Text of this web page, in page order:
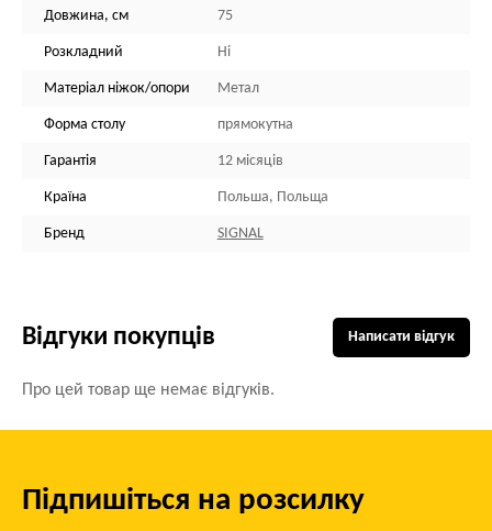
Довжина, см 75
Розкладний Ні
Матеріал ніжок/опори Метал
Форма столу прямокутна
Гарантія 12 місяців
Країна Польша, Польща
Бренд SIGNAL
Відгуки покупців
Про цей товар ще немає відгуків.
Написати відгук
Підпишіться на розсилку